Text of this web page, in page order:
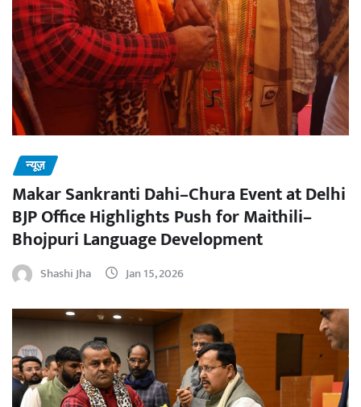
न्यूज़
Makar Sankranti Dahi–Chura Event at Delhi
BJP Office Highlights Push for Maithili–
Bhojpuri Language Development
Shashi Jha Jan 15, 2026